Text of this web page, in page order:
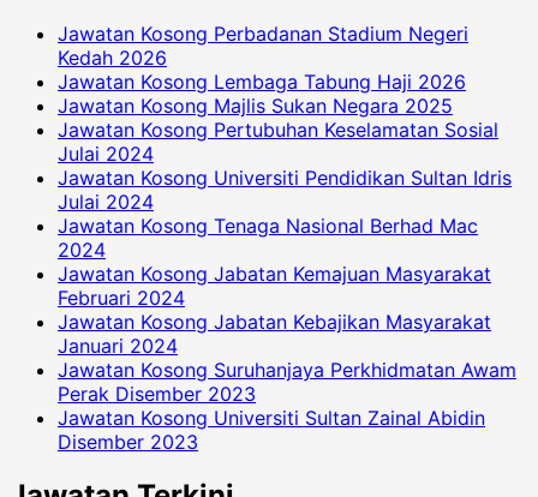
Jawatan Kosong Perbadanan Stadium Negeri
Kedah 2026
Jawatan Kosong Lembaga Tabung Haji 2026
Jawatan Kosong Majlis Sukan Negara 2025
Jawatan Kosong Pertubuhan Keselamatan Sosial
Julai 2024
Jawatan Kosong Universiti Pendidikan Sultan Idris
Julai 2024
Jawatan Kosong Tenaga Nasional Berhad Mac
2024
Jawatan Kosong Jabatan Kemajuan Masyarakat
Februari 2024
Jawatan Kosong Jabatan Kebajikan Masyarakat
Januari 2024
Jawatan Kosong Suruhanjaya Perkhidmatan Awam
Perak Disember 2023
Jawatan Kosong Universiti Sultan Zainal Abidin
Disember 2023